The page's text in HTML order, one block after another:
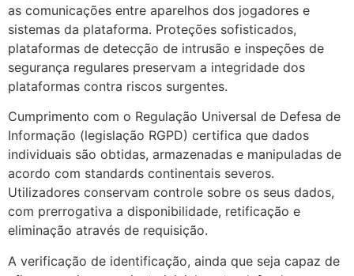
as comunicações entre aparelhos dos jogadores e
sistemas da plataforma. Proteções sofisticados,
plataformas de detecção de intrusão e inspeções de
segurança regulares preservam a integridade dos
plataformas contra riscos surgentes.
Cumprimento com o Regulação Universal de Defesa de
Informação (legislação RGPD) certifica que dados
individuais são obtidas, armazenadas e manipuladas de
acordo com standards continentais severos.
Utilizadores conservam controle sobre os seus dados,
com prerrogativa a disponibilidade, retificação e
eliminação através de requisição.
A verificação de identificação, ainda que seja capaz de